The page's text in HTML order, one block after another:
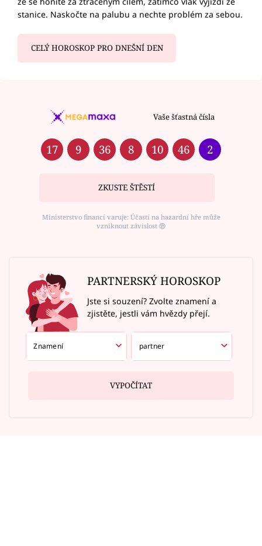
stanice. Naskočte na palubu a nechte problém za sebou.
CELÝ HOROSKOP PRO DNEŠNÍ DEN
Vaše šťastná čísla
17 9 36 8 10 46 2
ZKUSTE ŠTĚSTÍ
Ministerstvo financí varuje: Účastí na hazardní hře může
vzniknout závislost ⑱
PARTNERSKÝ HOROSKOP
Jste si souzení? Zvolte znamení a
zjistěte, jestli vám hvězdy přejí.
VYPOČÍTAT